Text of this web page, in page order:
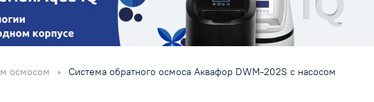
осмосом Система обратного осмоса Аквафор DWM-202S с насосом